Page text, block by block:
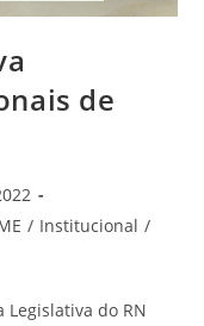
de
/ Institucional /
Legislativa do RN